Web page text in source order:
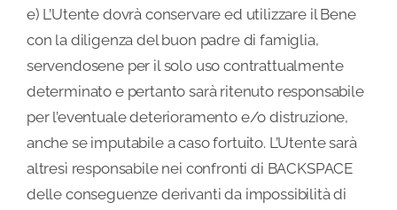
e) L’Utente dovrà conservare ed utilizzare il Bene
con la diligenza del buon padre di famiglia,
servendosene per il solo uso contrattualmente
determinato e pertanto sarà ritenuto responsabile
per l’eventuale deterioramento e/o distruzione,
anche se imputabile a caso fortuito. L’Utente sarà
altresì responsabile nei confronti di BACKSPACE
delle conseguenze derivanti da impossibilità di